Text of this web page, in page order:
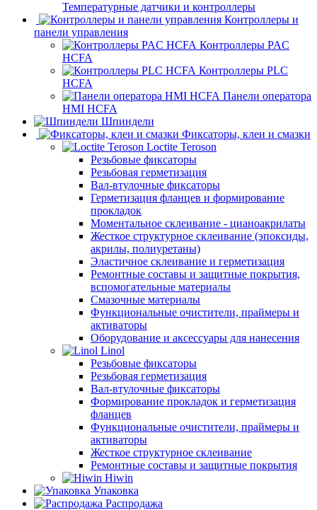
Температурные датчики и контроллеры
Контроллеры и
панели управления
Контроллеры PAC
HCFA
Контроллеры PLC
HCFA
Панели оператора
HMI HCFA
Шпиндели
Фиксаторы, клеи и смазки
Loctite Teroson
Резьбовые фиксаторы
Резьбовая герметизация
Вал-втулочные фиксаторы
Герметизация фланцев и формирование
прокладок
Моментальное склеивание - цианоакрилаты
Жесткое структурное склеивание (эпоксиды,
акрилы, полиуретаны)
Эластичное склеивание и герметизация
Ремонтные составы и защитные покрытия,
вспомогательные материалы
Смазочные материалы
Функциональные очистители, праймеры и
активаторы
Оборудование и аксессуары для нанесения
Linol
Резьбовые фиксаторы
Резьбовая герметизация
Вал-втулочные фиксаторы
Формирование прокладок и герметизация
фланцев
Функциональные очистители, праймеры и
активаторы
Жесткое структурное склеивание
Ремонтные составы и защитные покрытия
Hiwin
Упаковка
Распродажа